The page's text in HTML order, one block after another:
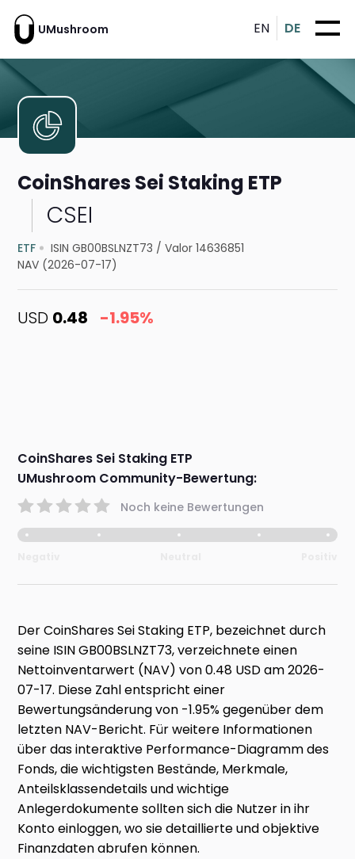
UMushroom EN DE
CoinShares Sei Staking ETP
CSEI
ETF ISIN GB00BSLNZT73 /Valor 14636851
NAV (2026-07-17)
USD 0.48 -1.95%
CoinShares Sei Staking ETP
UMushroom Community-Bewertung:
Noch keine Bewertungen
Der CoinShares Sei Staking ETP, bezeichnet durch
seine ISIN GB00BSLNZT73, verzeichnete einen
Nettoinventarwert (NAV) von 0.48 USD am 2026-
07-17. Diese Zahl entspricht einer
Bewertungsänderung von -1.95% gegenüber dem
letzten NAV-Bericht. Für weitere Informationen
über das interaktive Performance-Diagramm des
Fonds, die wichtigsten Bestände, Merkmale,
Anteilsklassendetails und wichtige
Anlegerdokumente sollten sich die Nutzer in ihr
Konto einloggen, wo sie detaillierte und objektive
Finanzdaten abrufen können.